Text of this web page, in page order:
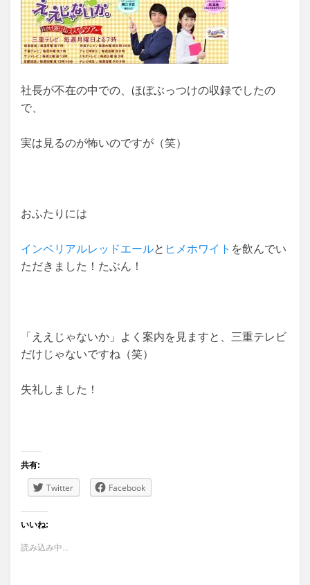
社長が不在の中での、ほぼぶっつけの収録でしたの
で、
実は見るのが怖いのですが（笑）
おふたりには
インペリアルレッドエールと ヒメホワイト を飲んでい
ただきました！たぶん！
「ええじゃないか」よく案内を見ますと、三重テレビ
だけじゃないですね（笑）
失礼しました！
共有:
Twitter Facebook
いいね:
読み込み中...